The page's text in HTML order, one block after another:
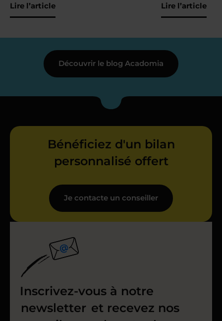
Lire l’article Lire l’article
Découvrir le blog Acadomia
Bénéficiez d'un bilan
personnalisé offert
Je contacte un conseiller
Inscrivez-vous à notre
newsletter et recevez nos